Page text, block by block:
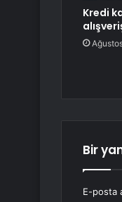
Kredi
Bir
E-posta